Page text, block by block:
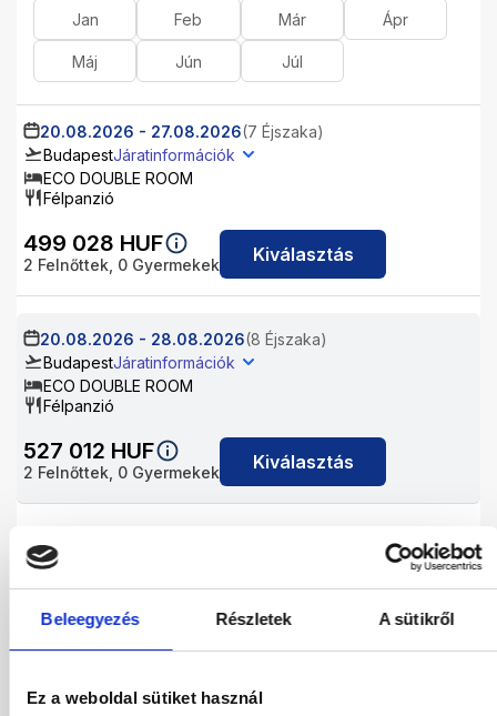
Beleegyezés Részletek A sütikről
Ez a weboldal sütiket használ
Jan Feb Már Ápr
Máj Jún Júl
20.08.2026 - 27.08.2026(7 Éjszaka)
BudapestJáratinformációk
ECO DOUBLE ROOM
Félpanzió
499 028 HUF
2 Felnőttek, 0 Gyermekek Kiválasztás
20.08.2026 - 28.08.2026(8 Éjszaka)
BudapestJáratinformációk
ECO DOUBLE ROOM
Félpanzió
527 012 HUF
2 Felnőttek, 0 Gyermekek Kiválasztás
20.08.2026
Budapest
ECO DOUBLE ROOM
Félpanzió
572 206HUF